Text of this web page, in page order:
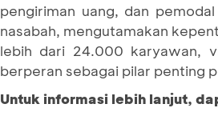
pengiriman uang, dan
nasabah, mengutamakan
lebih dari 24.000 karyawan,
berperan sebagai pilar penting
Untuk informasi lebih lanjut,